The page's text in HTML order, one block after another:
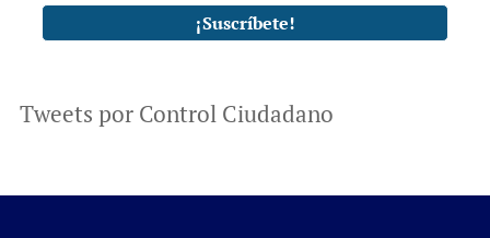
Tweets por Control Ciudadano